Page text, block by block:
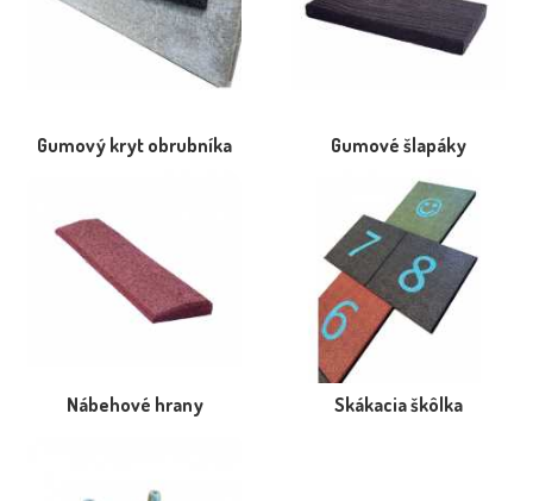
Gumový kryt obrubníka Gumové šlapáky
Nábehové hrany Skákacia škôlka